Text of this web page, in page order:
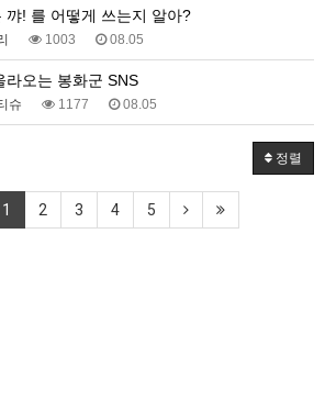
꺄! 를 어떻게 쓰는지 알아?
1003 08.05
라오는 봉화군 SNS
슈 1177 08.05
정렬
1 2 3 4 5